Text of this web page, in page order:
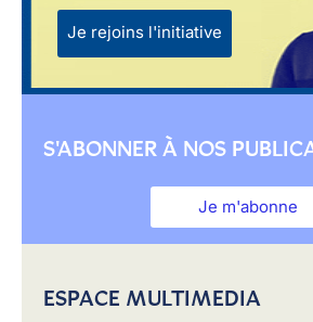
Je rejoins l'initiative
S'ABONNER À NOS
Je m'abonne
ESPACE MULTIMEDIA